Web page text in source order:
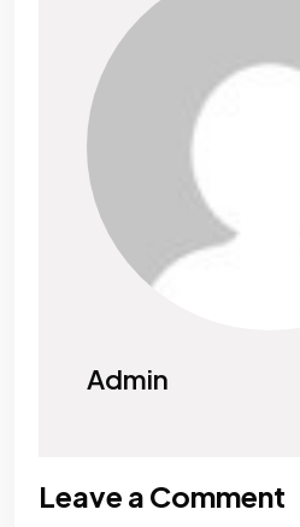
Admin
Leave a Comment